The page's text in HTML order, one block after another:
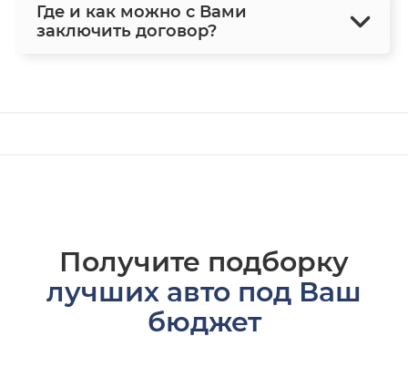
Где и как можно с Вами
заключить договор?
Получите подборку
лучших авто под Ваш
бюджет